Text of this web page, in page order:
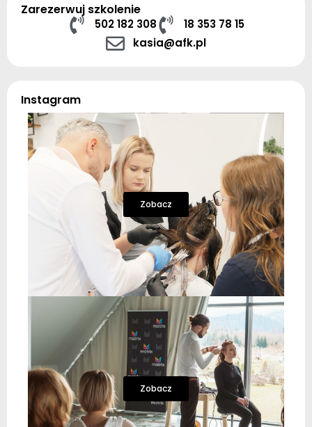
Zarezerwuj szkolenie
502 182 308
18 353 78 15
kasia@afk.pl
Instagram
Zobacz
Zobacz